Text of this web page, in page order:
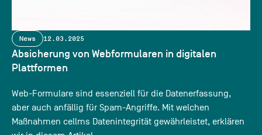
News 12.03.2025
Absicherung von Webformularen in digitalen
Plattformen
Web-Formulare sind essenziell für die Datenerfassung,
aber auch anfällig für Spam-Angriffe. Mit welchen
Maßnahmen cellms Datenintegrität gewährleistet, erklären